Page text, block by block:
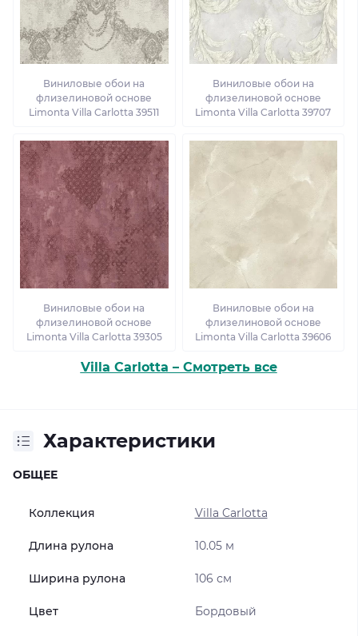
Виниловые обои на
флизелиновой основе
Limonta Villa Carlotta 39511
Виниловые обои на
флизелиновой основе
Limonta Villa Carlotta 39707
Виниловые обои на
флизелиновой основе
Limonta Villa Carlotta 39305
Виниловые обои на
флизелиновой основе
Limonta Villa Carlotta 39606
Villa Carlotta – Смотреть все
Характеристики
ОБЩЕЕ
Коллекция Villa Carlotta
Длина рулона 10.05 м
Ширина рулона 106 см
Цвет Бордовый